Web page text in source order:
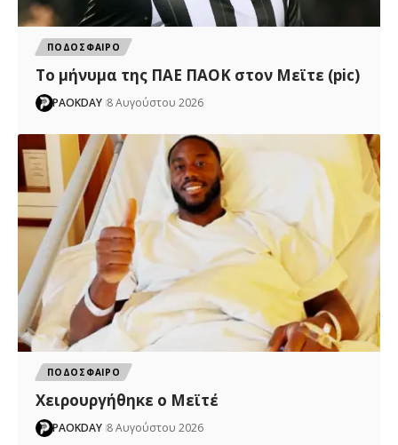
ΠΟΔΟΣΦΑΙΡΟ
Το μήνυμα της ΠΑΕ ΠΑΟΚ στον Μεϊτε (pic)
PAOKDAY 8 Αυγούστου 2026
ΠΟΔΟΣΦΑΙΡΟ
Χειρουργήθηκε ο Μεϊτέ
PAOKDAY 8 Αυγούστου 2026